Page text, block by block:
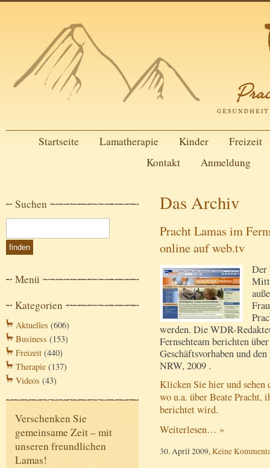
Startseite Lamatherapie Kinder
Freizeit
Kontakt
Anmeldung
Suchen
Menü
Kategorien
Aktuelles (606)
Business (153)
Freizeit (440)
Therapie (137)
Videos (43)
Verschenken Sie
gemeinsame Zeit – mit
unseren freundlichen
Lamas!
Das Archiv
Pracht Lamas im
online auf web.tv
Der
werden. Die WDR-
Fernsehteam berichten
Geschäftsvorhaben und
NRW, 2009 .
Klicken Sie hier und sehen
wo u.a. über Beate Pracht,
berichtet wird.
Weiterlesen… »
30. April 2009,Keine